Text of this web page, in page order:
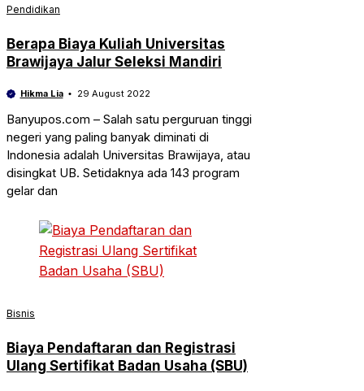
Pendidikan
Berapa Biaya Kuliah Universitas
Brawijaya Jalur Seleksi Mandiri
Hikma Lia 29 August 2022
Banyupos.com – Salah satu perguruan tinggi
negeri yang paling banyak diminati di
Indonesia adalah Universitas Brawijaya, atau
disingkat UB. Setidaknya ada 143 program
gelar dan
Bisnis
Biaya Pendaftaran dan Registrasi
Ulang Sertifikat Badan Usaha (SBU)